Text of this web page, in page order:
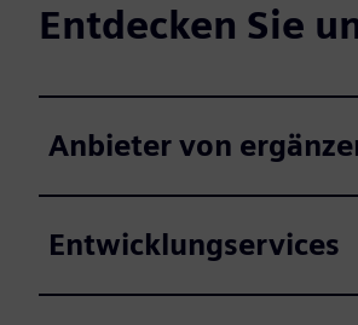
Entdecken Sie
Anbieter von
Entwicklungservices